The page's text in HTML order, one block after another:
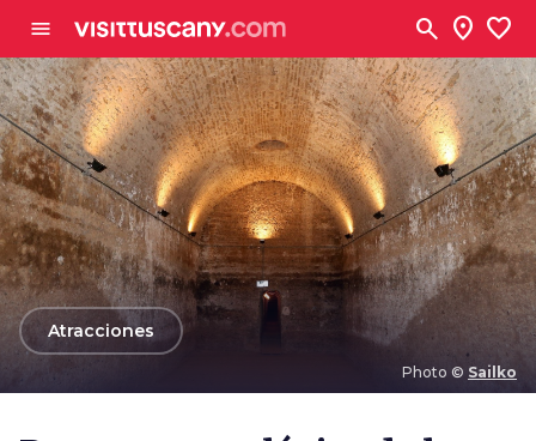
menu search location_on favorite
Photo © Sailko
arrow_back
Atracciones